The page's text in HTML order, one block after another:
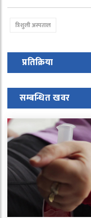
त्रिशुली अस्पताल
प्रतिक्रिया
सम्बन्धित खवर